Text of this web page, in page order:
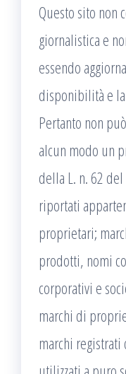
Questo sito non
giornalistica e
essendo
disponibilità e
Pertanto non
alcun modo un
della L. n. 62
riportati
proprietari;
prodotti, nomi
corporativi e
marchi di
marchi registrati